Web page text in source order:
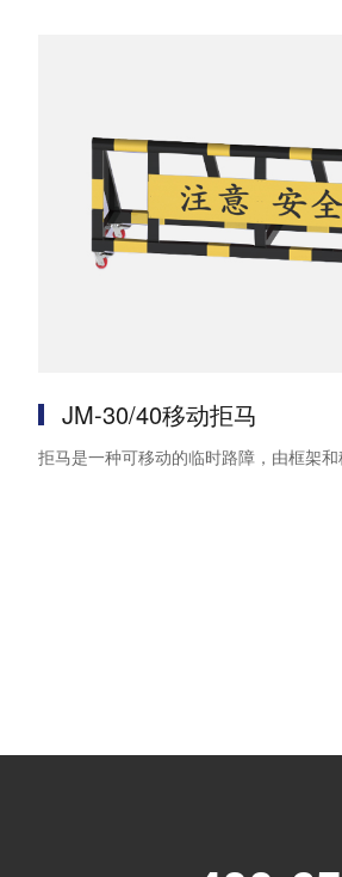
JM-30/40移动拒马
拒马是一种可移动的临时路障，由框架和